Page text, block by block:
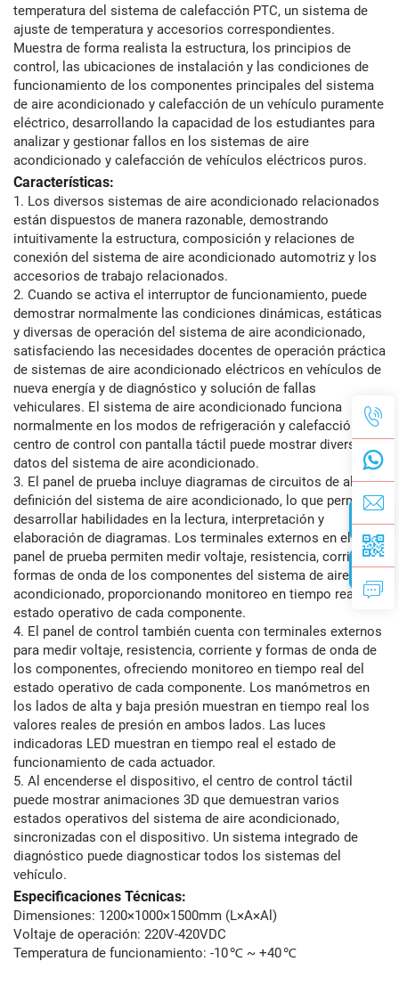
temperatura del sistema de calefacción PTC, un sistema de
ajuste de temperatura y accesorios correspondientes.
Muestra de forma realista la estructura, los principios de
control, las ubicaciones de instalación y las condiciones de
funcionamiento de los componentes principales del sistema
de aire acondicionado y calefacción de un vehículo puramente
eléctrico, desarrollando la capacidad de los estudiantes para
analizar y gestionar fallos en los sistemas de aire
acondicionado y calefacción de vehículos eléctricos puros.
Características:
1. Los diversos sistemas de aire acondicionado relacionados
están dispuestos de manera razonable, demostrando
intuitivamente la estructura, composición y relaciones de
conexión del sistema de aire acondicionado automotriz y los
accesorios de trabajo relacionados.
2. Cuando se activa el interruptor de funcionamiento, puede
demostrar normalmente las condiciones dinámicas, estáticas
y diversas de operación del sistema de aire acondicionado,
satisfaciendo las necesidades docentes de operación práctica
de sistemas de aire acondicionado eléctricos en vehículos de
nueva energía y de diagnóstico y solución de fallas
vehiculares. El sistema de aire acondicionado funciona
normalmente en los modos de refrigeración y calefacción. El
centro de control con pantalla táctil puede mostrar diversos
datos del sistema de aire acondicionado.
3. El panel de prueba incluye diagramas de circuitos de alta
definición del sistema de aire acondicionado, lo que permite
desarrollar habilidades en la lectura, interpretación y
elaboración de diagramas. Los terminales externos en el
panel de prueba permiten medir voltaje, resistencia, corriente y
formas de onda de los componentes del sistema de aire
acondicionado, proporcionando monitoreo en tiempo real del
estado operativo de cada componente.
4. El panel de control también cuenta con terminales externos
para medir voltaje, resistencia, corriente y formas de onda de
los componentes, ofreciendo monitoreo en tiempo real del
estado operativo de cada componente. Los manómetros en
los lados de alta y baja presión muestran en tiempo real los
valores reales de presión en ambos lados. Las luces
indicadoras LED muestran en tiempo real el estado de
funcionamiento de cada actuador.
5. Al encenderse el dispositivo, el centro de control táctil
puede mostrar animaciones 3D que demuestran varios
estados operativos del sistema de aire acondicionado,
sincronizadas con el dispositivo. Un sistema integrado de
diagnóstico puede diagnosticar todos los sistemas del
vehículo.
Especificaciones Técnicas:
Dimensiones: 1200×1000×1500mm (L×A×Al)
Voltaje de operación: 220V-420VDC
Temperatura de funcionamiento: -10 ℃ ~ +40 ℃